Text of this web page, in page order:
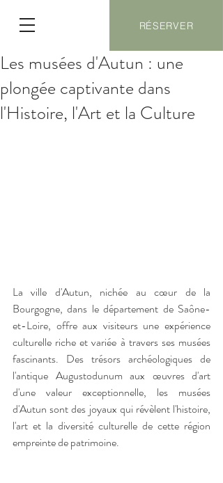
RÉSERVER
Les musées d'Autun : une
plongée captivante dans
l'Histoire, l'Art et la Culture
La ville d'Autun, nichée au cœur de la
Bourgogne, dans le département de Saône-
et-Loire, offre aux visiteurs une expérience
culturelle riche et variée à travers ses musées
fascinants. Des trésors archéologiques de
l'antique Augustodunum aux œuvres d'art
d'une valeur exceptionnelle, les musées
d'Autun sont des joyaux qui révèlent l'histoire,
l'art et la diversité culturelle de cette région
empreinte de patrimoine.